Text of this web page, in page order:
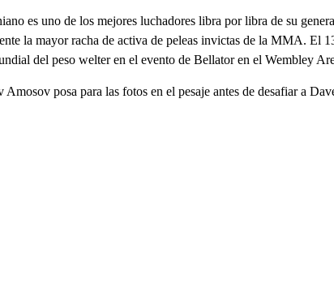
es uno de los mejores luchadores libra por libra de su
la mayor racha de activa de peleas invictas de la MMA. El
del peso welter en el evento de Bellator en el Wembley
Amosov posa para las fotos en el pesaje antes de desafiar a